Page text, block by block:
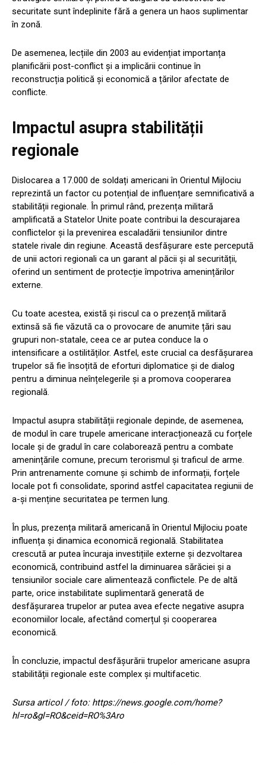
securitate sunt îndeplinite fără a genera un haos suplimentar
în zonă.
De asemenea, lecțiile din 2003 au evidențiat importanța
planificării post-conflict și a implicării continue în
reconstrucția politică și economică a țărilor afectate de
conflicte.
Impactul asupra stabilității
regionale
Dislocarea a 17.000 de soldați americani în Orientul Mijlociu
reprezintă un factor cu potențial de influențare semnificativă a
stabilității regionale. În primul rând, prezența militară
amplificată a Statelor Unite poate contribui la descurajarea
conflictelor și la prevenirea escaladării tensiunilor dintre
statele rivale din regiune. Această desfășurare este percepută
de unii actori regionali ca un garant al păcii și al securității,
oferind un sentiment de protecție împotriva amenințărilor
externe.
Cu toate acestea, există și riscul ca o prezență militară
extinsă să fie văzută ca o provocare de anumite țări sau
grupuri non-statale, ceea ce ar putea conduce la o
intensificare a ostilităților. Astfel, este crucial ca desfășurarea
trupelor să fie însoțită de eforturi diplomatice și de dialog
pentru a diminua neînțelegerile și a promova cooperarea
regională.
Impactul asupra stabilității regionale depinde, de asemenea,
de modul în care trupele americane interacționează cu forțele
locale și de gradul în care colaborează pentru a combate
amenințările comune, precum terorismul și traficul de arme.
Prin antrenamente comune și schimb de informații, forțele
locale pot fi consolidate, sporind astfel capacitatea regiunii de
a-și menține securitatea pe termen lung.
În plus, prezența militară americană în Orientul Mijlociu poate
influența și dinamica economică regională. Stabilitatea
crescută ar putea încuraja investițiile externe și dezvoltarea
economică, contribuind astfel la diminuarea sărăciei și a
tensiunilor sociale care alimentează conflictele. Pe de altă
parte, orice instabilitate suplimentară generată de
desfășurarea trupelor ar putea avea efecte negative asupra
economiilor locale, afectând comerțul și cooperarea
economică.
În concluzie, impactul desfășurării trupelor americane asupra
stabilității regionale este complex și multifacetic.
Sursa articol / foto: https://news.google.com/home?
hl=ro&gl=RO&ceid=RO%3Aro